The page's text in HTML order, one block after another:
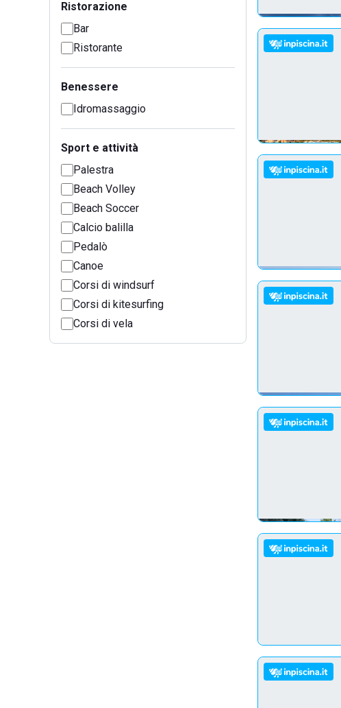
Ristorazione
Bar
Ristorante
Benessere
Idromassaggio
Sport e attività
Palestra
Beach Volley
Beach Soccer
Calcio balilla
Pedalò
Canoe
Corsi di windsurf
Corsi di kitesurfing
Corsi di vela